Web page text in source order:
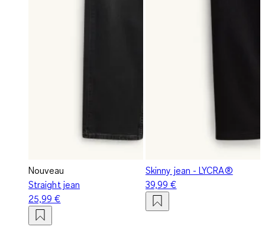
Nouveau
Straight jean
25,99 €
Skinny jean - LYCRA®
39,99 €